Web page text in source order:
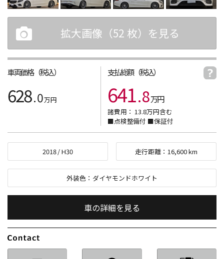
拡大画像（52 枚）を見る
車両価格（税込）
628.0万円
支払総額（税込）
641.8万円
諸費用： 13.8万円含む
■点検整備付 ■保証付
2018/H30 走行距離： 16,600km
外装色： ダイヤモンドホワイト
車の詳細を見る
内装色：